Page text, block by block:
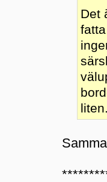
Det